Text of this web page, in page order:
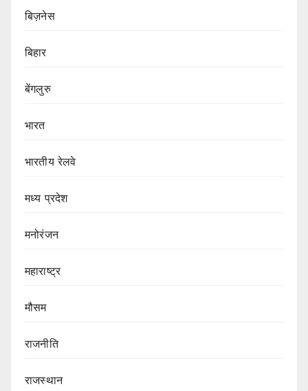
बिज़नेस
बिहार
बेंगलुरु
भारत
भारतीय रेलवे
मध्य प्रदेश
मनोरंजन
महाराष्ट्र
मौसम
राजनीति
राजस्थान